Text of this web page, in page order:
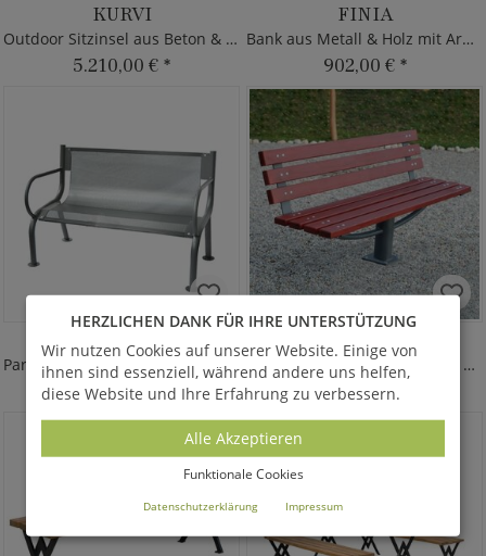
KURVI
Outdoor Sitzinsel aus Beton & Lärche
5.210,00 € *
FINIA
Bank aus Metall & Holz mit Armlehne
902,00 € *
ELIS
Parkbank aus Stahl mit Armlehnen
709,00 € *
ENGLA
Bank ohne Armlehne - Metall & Holz
1.082,00 €
HERZLICHEN DANK FÜR IHRE UNTERSTÜTZUNG
Wir nutzen Cookies auf unserer Website. Einige von
ihnen sind essenziell, während andere uns helfen,
diese Website und Ihre Erfahrung zu verbessern.
Alle Akzeptieren
Funktionale Cookies
Datenschutzerklärung Impressum